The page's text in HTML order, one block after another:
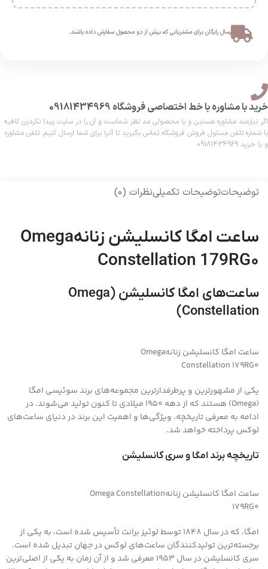
ارسال رایگان برای مشتریانی که بیش از دو محصول سفارش داده باشند.​
خرید با مشاوره با خط اختصاصی فروشگاه 09181434969
اگر نیازمند مشاوره هستین و یا محصولی مد نظر شماست و آن را در سایت پیدا نکردین کافیه
با شماره تلفن مسئول فروش فروشگاه تماس بگیرید تا آنرا برای شما ارسال کنیم. تلفن مشاوره
و یا خرید 09181434969
توضیحاتتوضیحات تکمیلینظرات (0)
ساعت امگا کانسلیشن زنانهOmega
Constellation 179RG۰
ساعت‌های امگا کانسلیشن (Omega
Constellation)
ساعت امگا کانسلیشن زنانهOmega
Constellation 179RG۰
یکی از مشهورترین و پرطرفدارترین مجموعه‌های برند سوئیسی امگا
(Omega) هستند که از دهه ۱۹۵۰ میلادی تا کنون تولید می‌شوند. در
ادامه به معرفی تاریخچه، ویژگی‌ها و اهمیت این برند در دنیای ساعت‌های
لوکس پرداخته خواهد شد.
تاریخچه برند امگا و سری کانسلیشن
ساعت امگا کانسلیشن زنانهOmega Constellation
179RG۰
امگا، که در سال ۱۸۴۸ توسط لوئیز برانت تأسیس شده است، به یکی از
برجسته‌ترین تولیدکنندگان ساعت‌های لوکس در جهان تبدیل شده است.
سری کانسلیشن در سال 1953 معرفی شد و از آن زمان به یکی از اصلی‌ترین